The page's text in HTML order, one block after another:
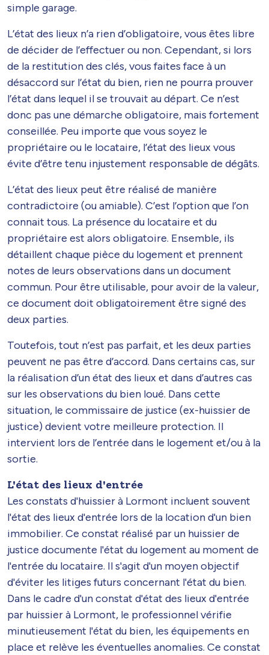
simple garage.
L’état des lieux n’a rien d’obligatoire, vous êtes libre
de décider de l’effectuer ou non. Cependant, si lors
de la restitution des clés, vous faites face à un
désaccord sur l’état du bien, rien ne pourra prouver
l’état dans lequel il se trouvait au départ. Ce n’est
donc pas une démarche obligatoire, mais fortement
conseillée. Peu importe que vous soyez le
propriétaire ou le locataire, l’état des lieux vous
évite d’être tenu injustement responsable de dégâts.
L’état des lieux peut être réalisé de manière
contradictoire (ou amiable). C’est l’option que l’on
connait tous. La présence du locataire et du
propriétaire est alors obligatoire. Ensemble, ils
détaillent chaque pièce du logement et prennent
notes de leurs observations dans un document
commun. Pour être utilisable, pour avoir de la valeur,
ce document doit obligatoirement être signé des
deux parties.
Toutefois, tout n’est pas parfait, et les deux parties
peuvent ne pas être d’accord. Dans certains cas, sur
la réalisation d’un état des lieux et dans d’autres cas
sur les observations du bien loué. Dans cette
situation, le commissaire de justice (ex-huissier de
justice) devient votre meilleure protection. Il
intervient lors de l’entrée dans le logement et/ou à la
sortie.
L'état des lieux d'entrée
Les constats d'huissier à Lormont incluent souvent
l'état des lieux d'entrée lors de la location d'un bien
immobilier. Ce constat réalisé par un huissier de
justice documente l'état du logement au moment de
l'entrée du locataire. Il s'agit d'un moyen objectif
d'éviter les litiges futurs concernant l'état du bien.
Dans le cadre d'un constat d'état des lieux d'entrée
par huissier à Lormont, le professionnel vérifie
minutieusement l'état du bien, les équipements en
place et relève les éventuelles anomalies. Ce constat